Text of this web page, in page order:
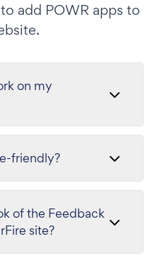
add POWR apps to
on my
friendly?
of the Feedback
site?